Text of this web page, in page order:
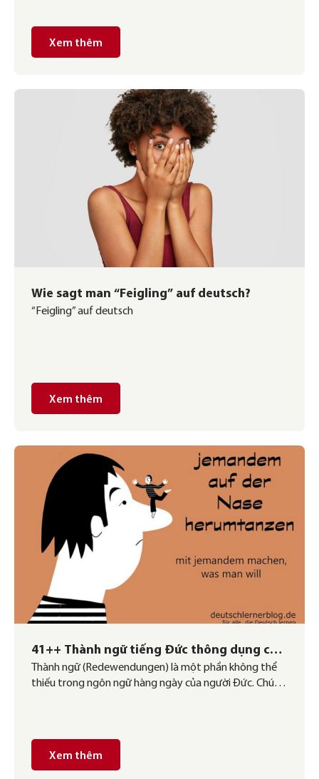
Xem thêm
Wie sagt man “Feigling” auf deutsch?
“Feigling” auf deutsch
Xem thêm
41++ Thành ngữ tiếng Đức thông dụng của
người bản xứ
Thành ngữ (Redewendungen) là một phần không thể
thiếu trong ngôn ngữ hàng ngày của người Đức. Chúng
Xem thêm